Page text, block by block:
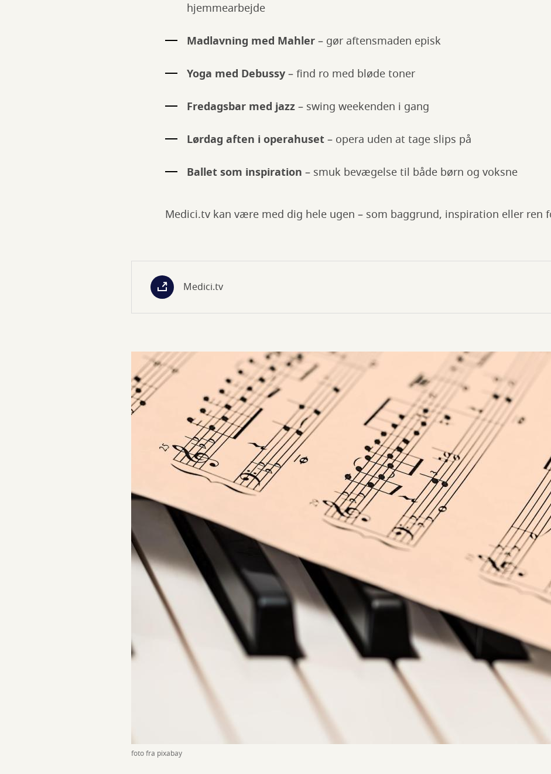
hjemmearbejde
Madlavning med Mahler– gør aftensmaden episk
Yoga med Debussy– find ro med bløde toner
Fredagsbar med jazz– swing weekenden i gang
Lørdag aften i operahuset– opera uden at tage slips på
Ballet som inspiration – smuk bevægelse til både børn og voksne
Medici.tv kan være med dig hele ugen – som baggrund, inspiration eller ren
Medici.tv
foto fra pixabay